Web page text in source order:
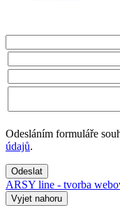
Odesláním formuláře
údajů.
Odeslat
ARSY line - tvorba
Vyjet nahoru